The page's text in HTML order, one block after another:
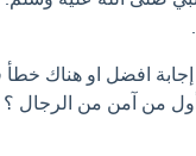
إجابة افضل او هناك
من آمن من الرجال ؟